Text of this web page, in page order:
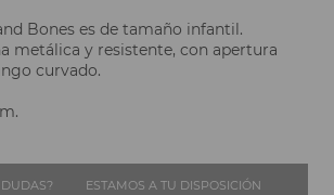
Bones es de tamaño infantil.
metálica y resistente, con apertura
curvado.
DUDAS? ESTAMOS A TU DISPOSICIÓN